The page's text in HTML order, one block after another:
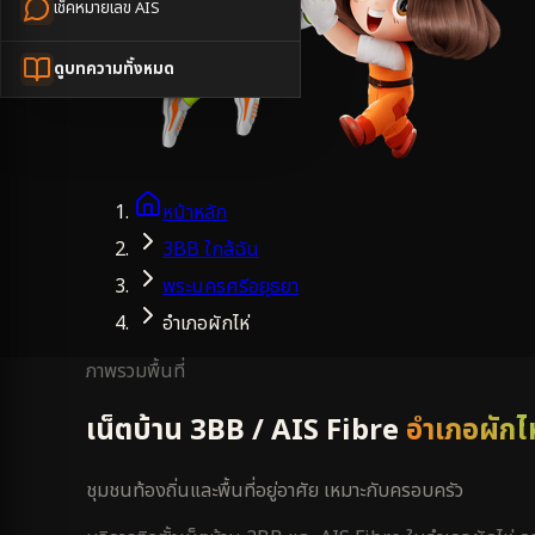
เช็คหมายเลข AIS
ดูบทความทั้งหมด
หน้าหลัก
3BB ใกล้ฉัน
พระนครศรีอยุธยา
อำเภอผักไห่
ภาพรวมพื้นที่
เน็ตบ้าน 3BB / AIS Fibre อำเภอผัก
ชุมชนท้องถิ่นและพื้นที่อยู่อาศัย เหมาะกับครอบครัว